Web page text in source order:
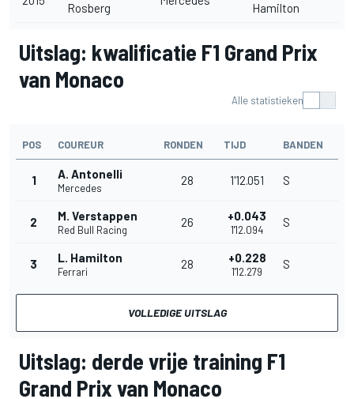
Rosberg
Hamilton
Uitslag: kwalificatie F1 Grand Prix
van Monaco
Alle statistieken
POS COUREUR RONDEN TIJD BANDEN
1 A. Antonelli
Mercedes
28 1'12.051 S
2 M. Verstappen
Red Bull Racing
26 +0.043
1'12.094
S
3 L. Hamilton
Ferrari
28 +0.228
1'12.279
S
VOLLEDIGE UITSLAG
Uitslag: derde vrije training F1
Grand Prix van Monaco